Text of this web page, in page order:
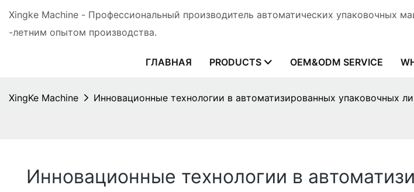
Xingke Machine - Профессиональный производитель автоматических упаковочных
-летним опытом производства.
ГЛАВНАЯ PRODUCTS OEM&ODM SERVICE
XingKe Machine
Инновационные технологии в автоматизированных упаковочных
Инновационные технологии в